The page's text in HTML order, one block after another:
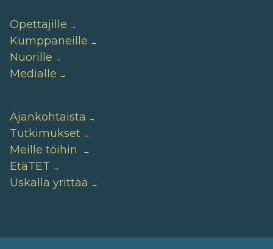
Opettajille
Kumppaneille
Nuorille
Medialle
Ajankohtaista
Tutkimukset
Meille töihin
EtäTET
Uskalla yrittää